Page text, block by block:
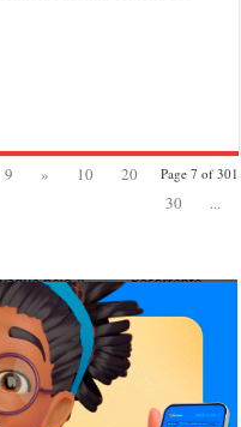
Page 7 of 301
9 » 10
20
30
...